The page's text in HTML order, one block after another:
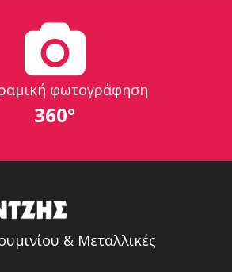
φωτογράφηση
360°
& Μεταλλικές